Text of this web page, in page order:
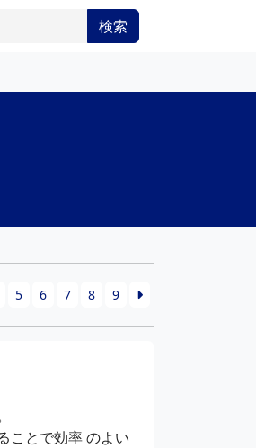
検索
5 6 7 8 9
ことで効率 のよい